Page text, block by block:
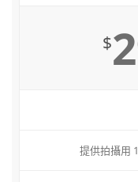
$
提供拍攝用